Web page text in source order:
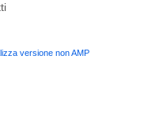
versione non AMP